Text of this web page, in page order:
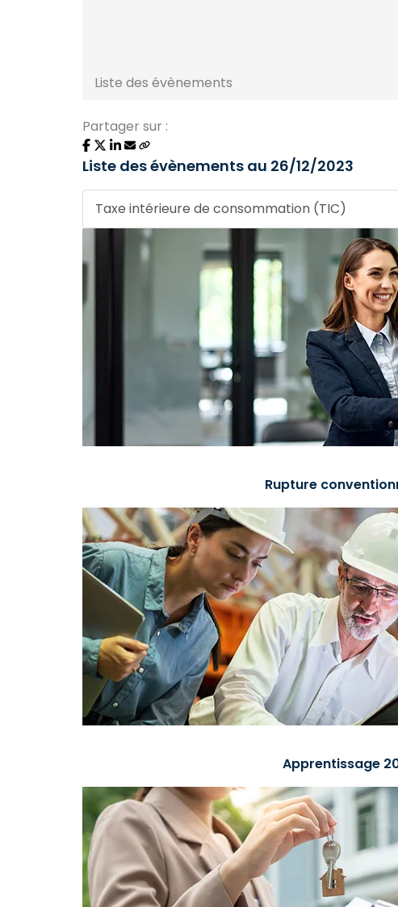
Liste des évènements
Partager sur :
Liste des évènements au 26/12/2023
Taxe intérieure de consommation (TIC)
Rupture
Apprentissage